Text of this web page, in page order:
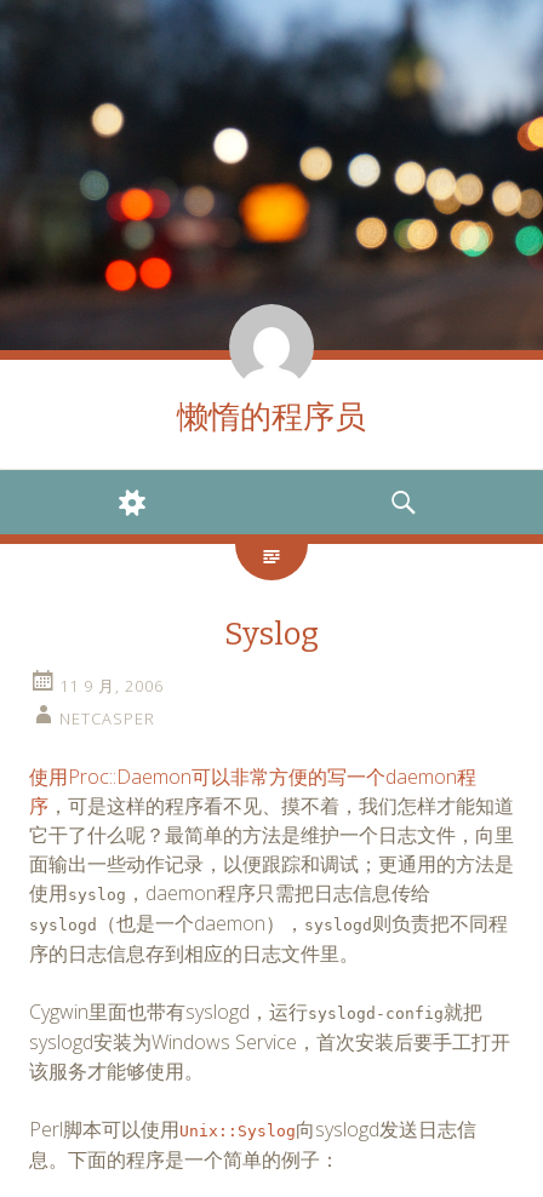
懒惰的程序员
WIDGETS
SEARCH
Syslog
11 9 月, 2006
NETCASPER
使用Proc::Daemon可以非常方便的写一个daemon程
序 ，可是这样的程序看不见、摸不着，我们怎样才能知道
它干了什么呢？最简单的方法是维护一个日志文件，向里
面输出一些动作记录，以便跟踪和调试；更通用的方法是
使用syslog ，daemon程序只需把日志信息传给
syslogd （也是一个daemon）， syslogd 则负责把不同程
序的日志信息存到相应的日志文件里。
Cygwin里面也带有syslogd，运行syslogd-config就把
syslogd安装为Windows Service，首次安装后要手工打开
该服务才能够使用。
Perl脚本可以使用Unix::Syslog向syslogd发送日志信
息。下面的程序是一个简单的例子：